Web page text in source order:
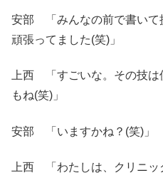
安部 「みんなの前で書いて
頑張ってました(笑)」
上西 「すごいな。その技
もね(笑)」
安部 「いますかね？(笑)」
上西 「わたしは、クリニ